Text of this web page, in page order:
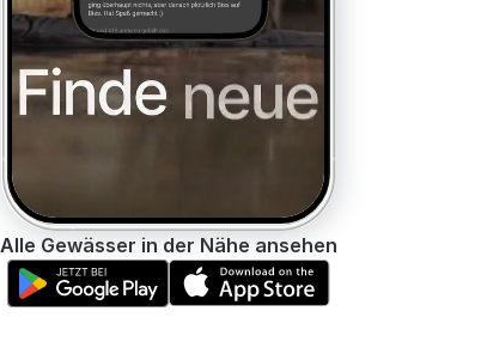
Alle Gewässer in der Nähe ansehen